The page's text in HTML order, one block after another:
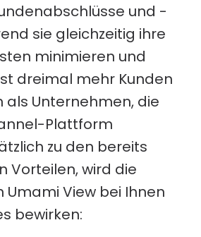
und -
sie gleichzeitig ihre
minimieren und
dreimal mehr Kunden
als Unternehmen, die
Plattform
zu den bereits
Vorteilen, wird die
Umami View bei Ihnen
bewirken: